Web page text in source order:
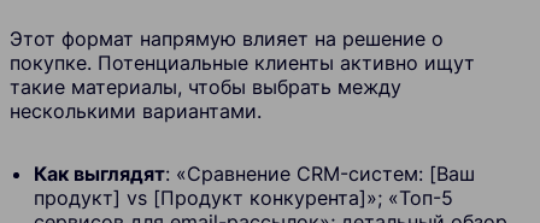
Этот формат напрямую влияет на решение о
покупке. Потенциальные клиенты активно ищут
такие материалы, чтобы выбрать между
несколькими вариантами.
Как выглядят: «Сравнение CRM-систем: [Ваш
продукт] vs [Продукт конкурента]»; «Топ-5